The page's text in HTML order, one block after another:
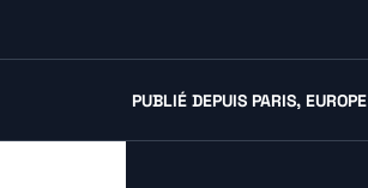
PUBLIÉ DEPUIS PARIS, EUROPE